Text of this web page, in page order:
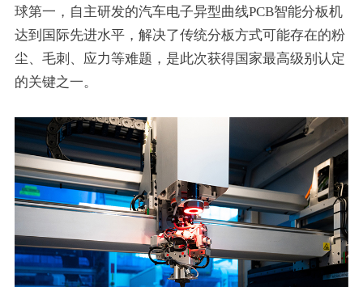
球第一，自主研发的汽车电子异型曲线PCB智能分板机
达到国际先进水平，解决了传统分板方式可能存在的粉
尘、毛刺、应力等难题，是此次获得国家最高级别认定
的关键之一。